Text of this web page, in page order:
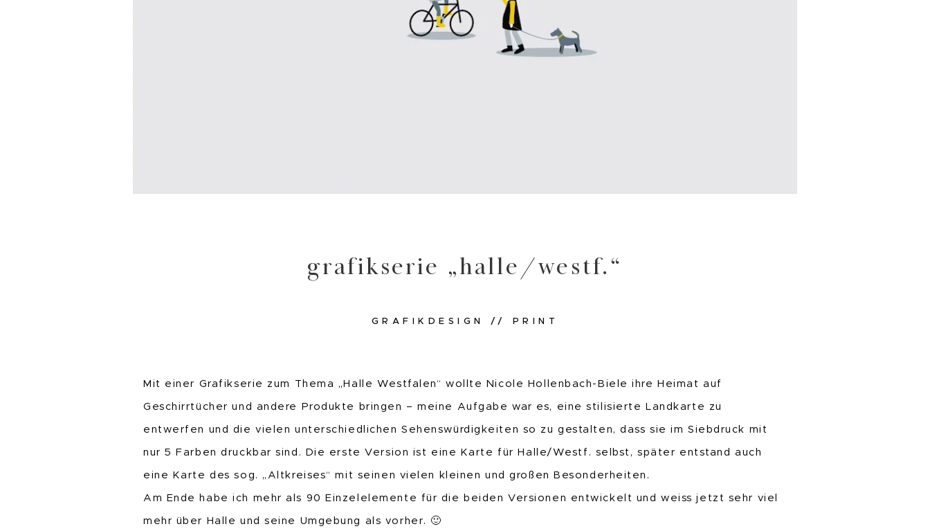
grafikserie „halle/westf.“
GRAFIKDESIGN // PRINT
Mit einer Grafikserie zum Thema „Halle Westfalen“ wollte Nicole Hollenbach-Biele ihre Heimat auf
Geschirrtücher und andere Produkte bringen – meine Aufgabe war es, eine stilisierte Landkarte zu
entwerfen und die vielen unterschiedlichen Sehenswürdigkeiten so zu gestalten, dass sie im Siebdruck mit
nur 5 Farben druckbar sind. Die erste Version ist eine Karte für Halle/Westf. selbst, später entstand auch
eine Karte des sog. „Altkreises“ mit seinen vielen kleinen und großen Besonderheiten.
Am Ende habe ich mehr als 90 Einzelelemente für die beiden Versionen entwickelt und weiss jetzt sehr viel
mehr über Halle und seine Umgebung als vorher. 🙂